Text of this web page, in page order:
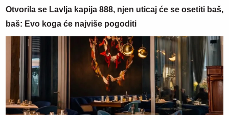
Otvorila se Lavlja kapija 888, njen uticaj će se osetiti baš,
baš: Evo koga će najviše pogoditi